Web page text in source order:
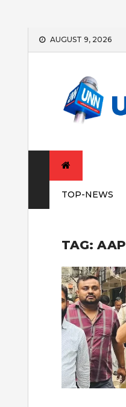
AUGUST 9, 2026
TOP-NEWS
TAG: AAP